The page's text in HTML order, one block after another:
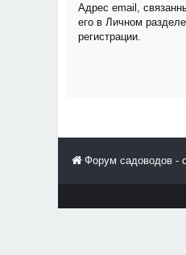
Адрес email,
его в Личном
регистрации.
Форум садоводов -